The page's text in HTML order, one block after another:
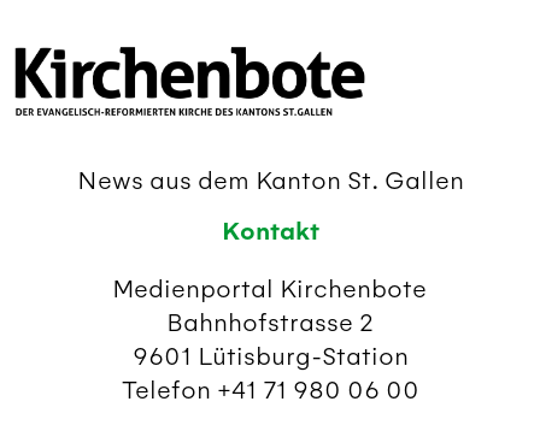
News aus dem Kanton St. Gallen
Kontakt
Medienportal Kirchenbote
Bahnhofstrasse 2
9601 Lütisburg-Station
Telefon +41 71 980 06 00